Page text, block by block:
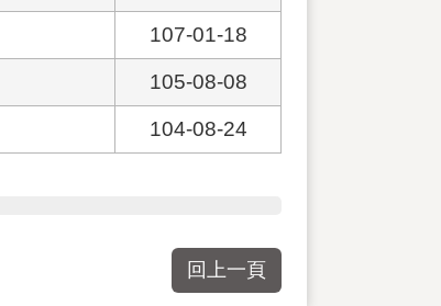
107-01-18
105-08-08
104-08-24
回上一頁